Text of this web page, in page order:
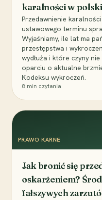
karalności w
Przedawnienie
ustawowego terminu
Wyjaśniamy, ile lat ma
przestępstwa i
wydłuża i które czyny
oparciu o aktualne
Kodeksu wykroczeń.
8 min czytania
PRAWO KARNE
Jak bronić się
oskarżeniem?
fałszywych